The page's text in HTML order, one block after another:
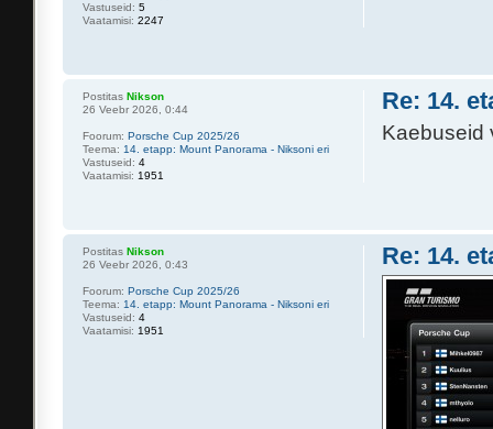
Vastuseid: 5
Vaatamisi: 2247
Re: 14.
Kaebuseid
Postitas Nikson
26 Veebr 2026, 0:44
Foorum: Porsche Cup 2025/26
Teema: 14. etapp: Mount Panorama - Niksoni eri
Vastuseid: 4
Vaatamisi: 1951
Re: 14.
Postitas Nikson
26 Veebr 2026, 0:43
Foorum: Porsche Cup 2025/26
Teema: 14. etapp: Mount Panorama - Niksoni eri
Vastuseid: 4
Vaatamisi: 1951